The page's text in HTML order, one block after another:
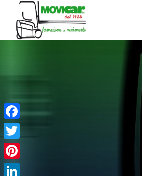
Facebook
Twitter
Pinterest